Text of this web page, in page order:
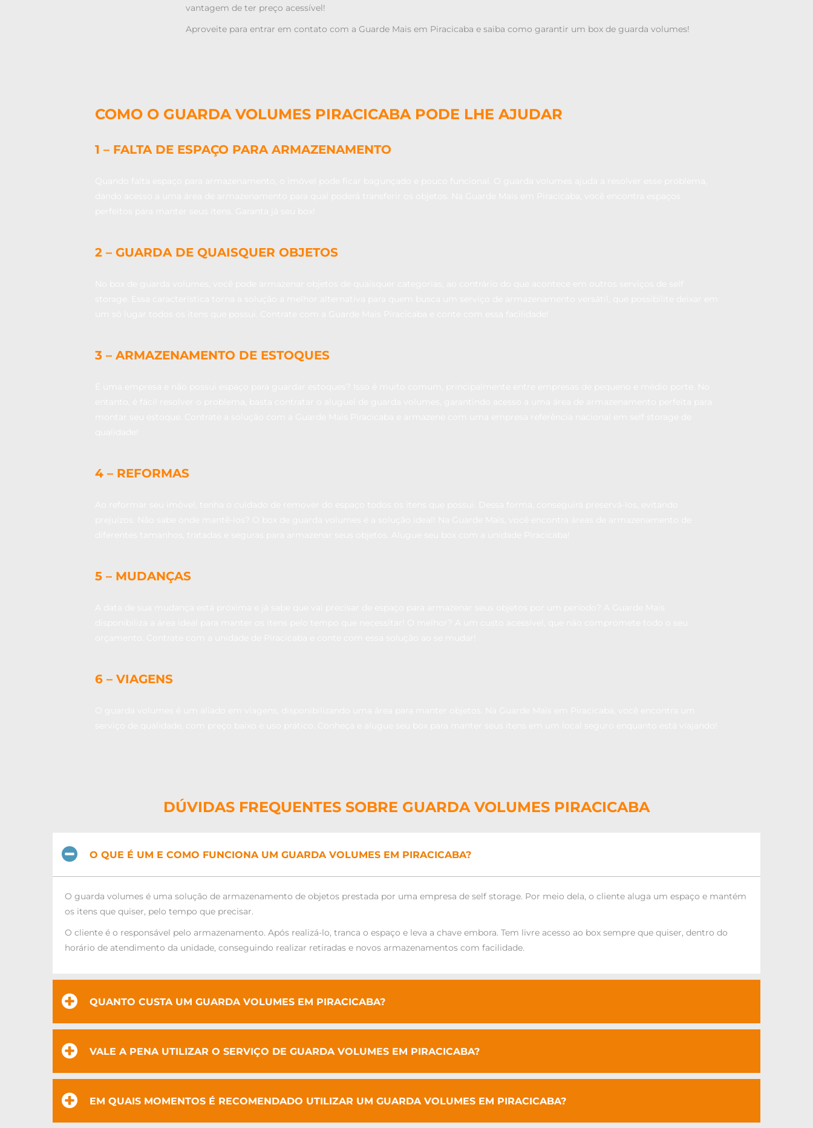
vantagem de ter preço acessível!
Aproveite para entrar em contato com a Guarde Mais em Piracicaba e saiba como garantir um box de guarda volumes!
COMO O GUARDA VOLUMES PIRACICABA PODE LHE AJUDAR
1 – FALTA DE ESPAÇO PARA ARMAZENAMENTO
2 – GUARDA DE QUAISQUER OBJETOS
3 – ARMAZENAMENTO DE ESTOQUES
4 – REFORMAS
5 – MUDANÇAS
6 – VIAGENS
DÚVIDAS FREQUENTES SOBRE GUARDA VOLUMES PIRACICABA
O QUE É UM E COMO FUNCIONA UM GUARDA VOLUMES EM PIRACICABA?
O guarda volumes é uma solução de armazenamento de objetos prestada por uma empresa de self storage. Por meio dela, o cliente aluga um espaço e mantém
os itens que quiser, pelo tempo que precisar.
O cliente é o responsável pelo armazenamento. Após realizá-lo, tranca o espaço e leva a chave embora. Tem livre acesso ao box sempre que quiser, dentro do
horário de atendimento da unidade, conseguindo realizar retiradas e novos armazenamentos com facilidade.
QUANTO CUSTA UM GUARDA VOLUMES EM PIRACICABA?
VALE A PENA UTILIZAR O SERVIÇO DE GUARDA VOLUMES EM PIRACICABA?
EM QUAIS MOMENTOS É RECOMENDADO UTILIZAR UM GUARDA VOLUMES EM PIRACICABA?